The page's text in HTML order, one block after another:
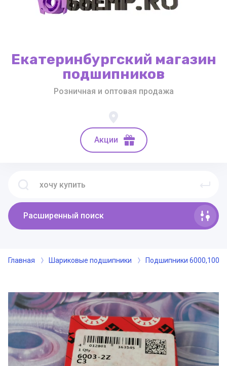
Екатеринбургский магазин
подшипников
Розничная и оптовая продажа
Акции
Расширенный поиск
Главная Шариковые подшипники Подшипники 6000,100-